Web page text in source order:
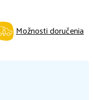
Možnosti doručenia